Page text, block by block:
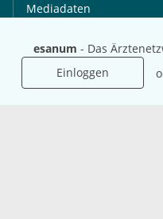
esanum - Das
Einloggen
Mediadaten
Karriere